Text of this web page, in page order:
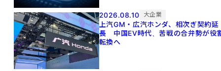
2026.08.10 大企業
上汽GM・広汽ホンダ、相次ぎ契約延
長 中国EV時代、苦戦の合弁勢が役
転換へ